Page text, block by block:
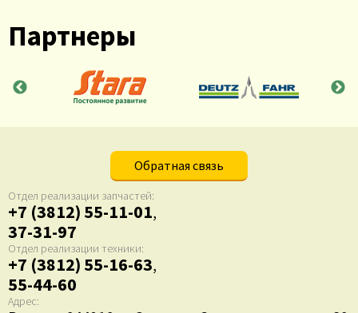
Партнеры
Обратная связь
Отдел реализации запчастей:
+7 (3812) 55-11-01,
37-31-97
Отдел реализации техники:
+7 (3812) 55-16-63,
55-44-60
Адрес: